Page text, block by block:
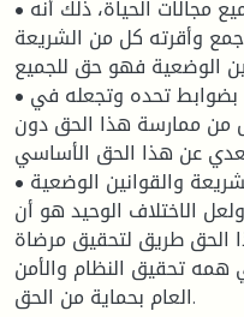
• رأينا أيضا أن هذه الحرية تشمل جميع مجالات الحياة، ذلك أنه
وأقرته كل من الشريعة
الوضعية فهو حق للجميع.
• في الأخير يبقى هذا الحق مرهونا بضوابط تحده وتجعله في
من ممارسة هذا الحق دون
عن هذا الحق الأساسي.
• حيث كانت كل من الضوابط في الشريعة والقوانين الوضعية
الاختلاف الوحيد هو أن
الحق طريق لتحقيق مرضاة
همه تحقيق النظام والأمن
العام بحماية من الحق.